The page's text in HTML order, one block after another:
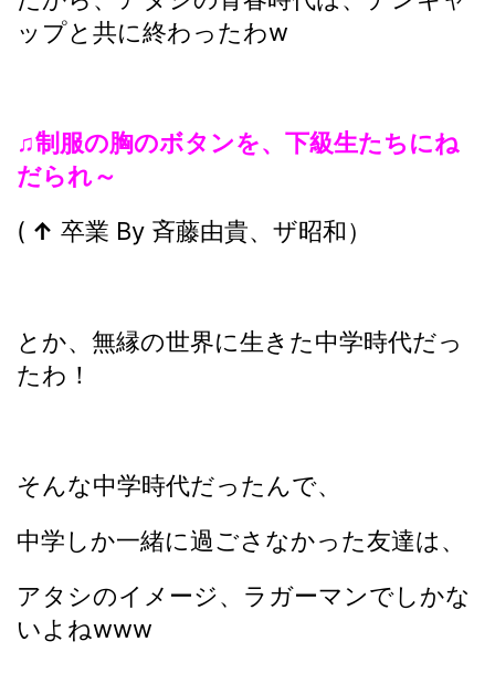
ップと共に終わったわw
♫制服の胸のボタンを、下級生たちにね
だられ～
( ↑ 卒業 By 斉藤由貴、ザ昭和）
とか、無縁の世界に生きた中学時代だっ
たわ！
そんな中学時代だったんで、
中学しか一緒に過ごさなかった友達は、
アタシのイメージ、ラガーマンでしかな
いよねwww